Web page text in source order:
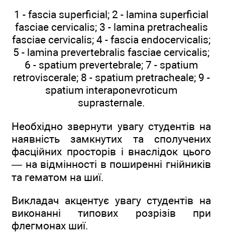
1 - fascia superficial; 2 - lamina superficial
fasciae cervicalis; 3 - lamina pretrachealis
fasciae cervicalis; 4 - fascia endocervicalis;
5 - lamina prevertebralis fasciae cervicalis;
6 - spatium prevertebrale; 7 - spatium
retroviscerale; 8 - spatium pretracheale; 9 -
spatium interaponevroticum
suprasternale.
Необхідно звернути увагу студентів на
наявність замкнутих та сполучених
фасційних просторів і внаслідок цього
— на відмінності в поширенні гнійників
та гематом на шиї.
Викладач акцентує увагу студентів на
виконанні типових розрізів при
флегмонах шиї.